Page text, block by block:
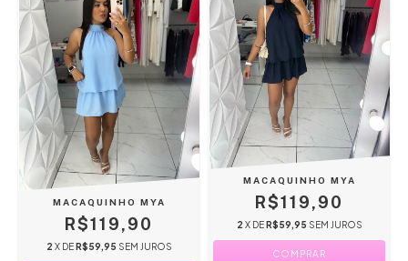
MACAQUINHO MYA
R$119,90
2 X DE R$59,95 SEM JUROS
MACAQUINHO MYA
R$119,90
2 X DE R$59,95 SEM JUROS
COMPRAR